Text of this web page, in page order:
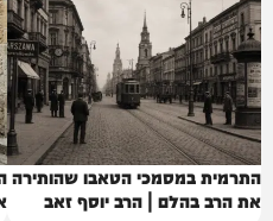
התרמית במסמכי הטאבו שהותירה
את הרב בהלם | הרב יוסף זאב